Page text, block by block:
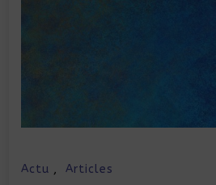
Actu , Articles